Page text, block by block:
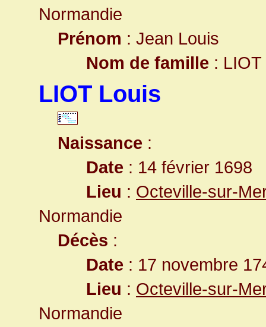
Normandie
Prénom : Jean Louis
Nom de famille : LIOT
LIOT Louis
Naissance :
Date : 14 février 1698
Lieu : Octeville-sur-
Normandie
Décès :
Date : 17 novembre
Lieu : Octeville-sur-
Normandie